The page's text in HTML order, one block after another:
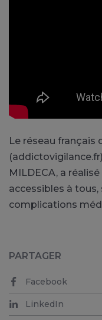
Le réseau français
MILDECA, a
accessibles à tous,
complications
PARTAGER
Facebook
LinkedIn